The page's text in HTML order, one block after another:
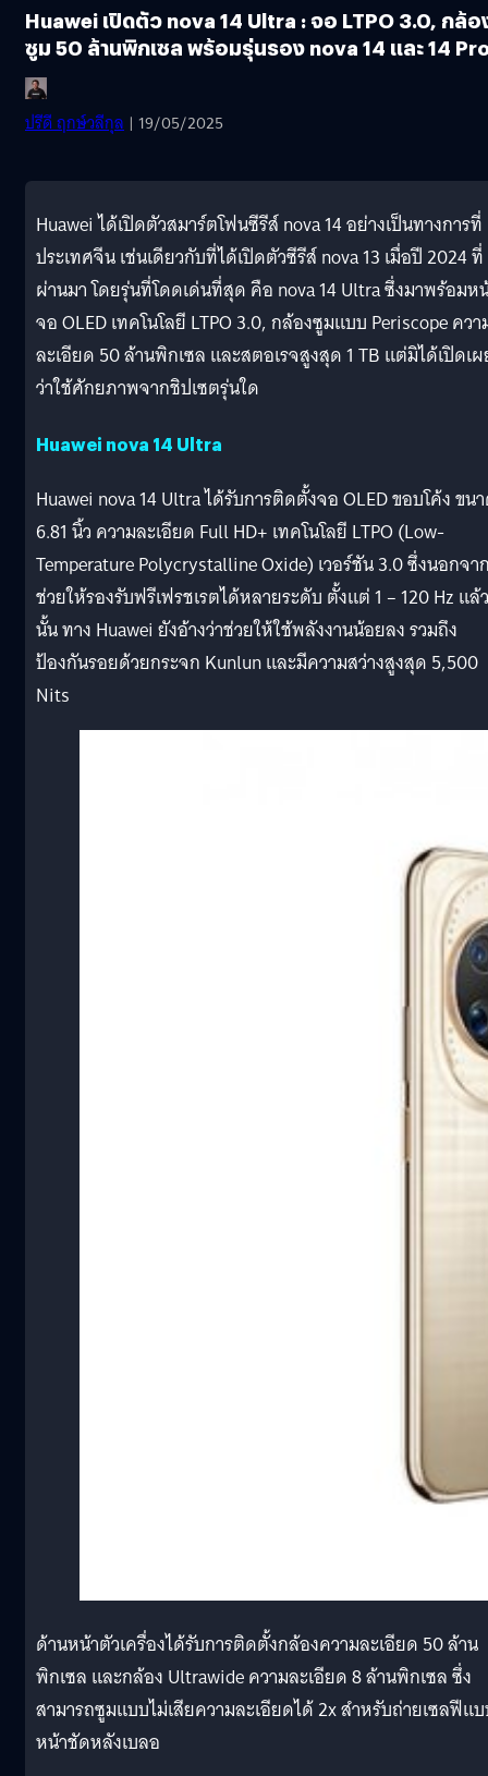
Huawei เปิดตัว nova 14 Ultra : จอ LTPO 3.0, กล้อ
ซูม 50 ล้านพิกเซล พร้อมรุ่นรอง nova 14 และ 14
ปรีดี ฤกษ์วลีกุล | 19/05/2025
Huawei ได้เปิดตัวสมาร์ตโฟนซีรีส์ nova 14 อย่างเป็นทางการที่
ประเทศจีน เช่นเดียวกับที่ได้เปิดตัวซีรีส์ nova 13 เมื่อปี 2024 ที่
ผ่านมา โดยรุ่นที่โดดเด่นที่สุด คือ nova 14 Ultra ซึ่งมาพร้อมห
จอ OLED เทคโนโลยี LTPO 3.0, กล้องซูมแบบ Periscope คว
ละเอียด 50 ล้านพิกเซล และสตอเรจสูงสุด 1 TB แต่มิได้เปิดเ
ว่าใช้ศักยภาพจากชิปเซตรุ่นใด
Huawei nova 14 Ultra
Huawei nova 14 Ultra ได้รับการติดตั้งจอ OLED ขอบโค้ง ขน
6.81 นิ้ว ความละเอียด Full HD+ เทคโนโลยี LTPO (Low-
Temperature Polycrystalline Oxide) เวอร์ชัน 3.0 ซึ่งนอกจา
ช่วยให้รองรับฟรีเฟรชเรตได้หลายระดับ ตั้งแต่ 1 – 120 Hz แล้ว
นั้น ทาง Huawei ยังอ้างว่าช่วยให้ใช้พลังงานน้อยลง รวมถึง
ป้องกันรอยด้วยกระจก Kunlun และมีความสว่างสูงสุด 5,500
Nits
ด้านหน้าตัวเครื่องได้รับการติดตั้งกล้องความละเอียด 50 ล้าน
พิกเซล และกล้อง Ultrawide ความละเอียด 8 ล้านพิกเซล ซึ่ง
สามารถซูมแบบไม่เสียความละเอียดได้ 2x สำหรับถ่ายเซลฟีแ
หน้าชัดหลังเบลอ